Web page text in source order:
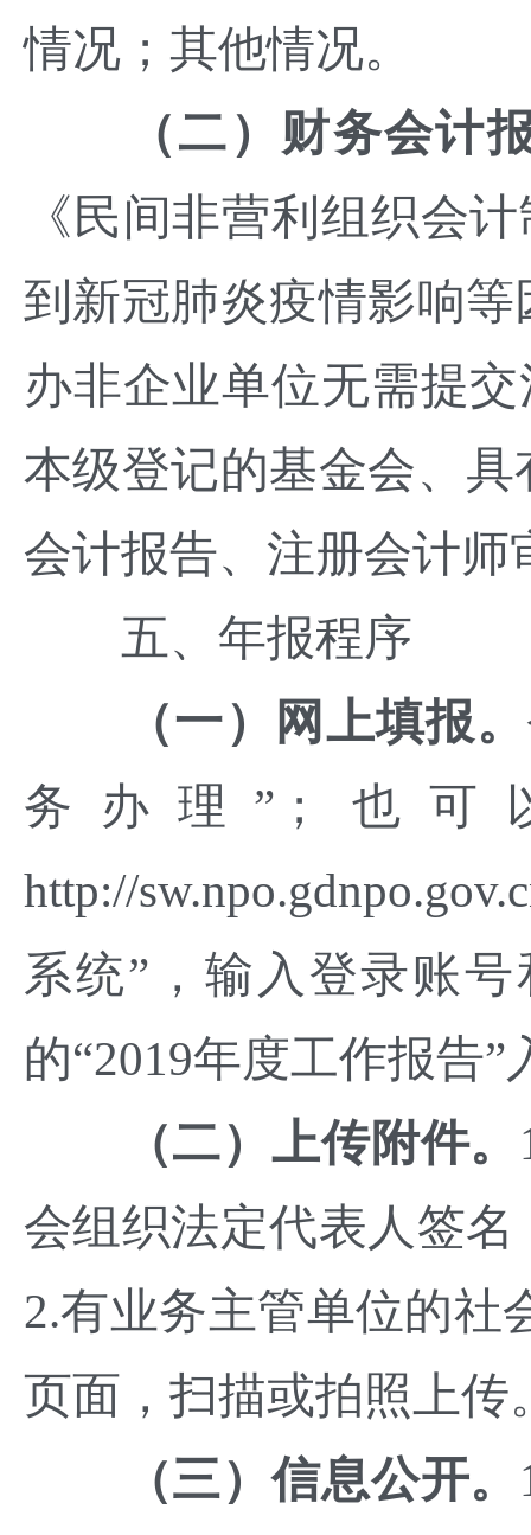
情况；其他情况。
（二）财务会计
《民间非营利组织会
到新冠肺炎疫情影响
办非企业单位无需提
本级登记的基金会、
会计报告、注册会计
五、年报程序
（一）网上填报。
务办理”；也
http://
系统”，输入登录账
的“2019年度工作报告
（二）上传附件。
会组织法定代表人签
2.有业务主管单位的社
页面，扫描或拍照上传
（三）信息公开。